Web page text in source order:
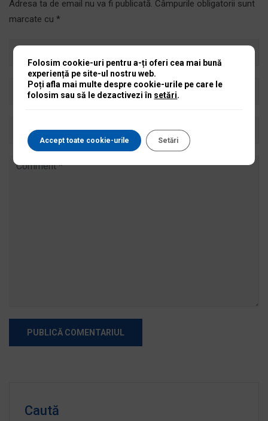
Adresa ta de email nu va fi publicată. Câmpurile obligatorii sunt
marcate cu *
Caută
Folosim cookie-uri pentru a-ți oferi cea mai bună
experiență pe site-ul nostru web.
Poți afla mai multe despre cookie-urile pe care le
folosim sau să le dezactivezi în setări.
Accept toate cookie-urile Setări